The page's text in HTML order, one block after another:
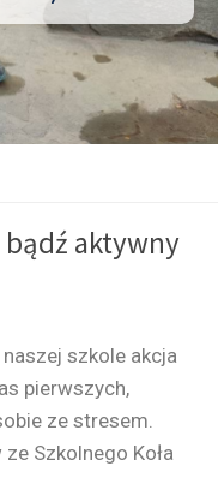
bądź aktywny
szkole akcja
pierwszych,
ze stresem.
Szkolnego Koła